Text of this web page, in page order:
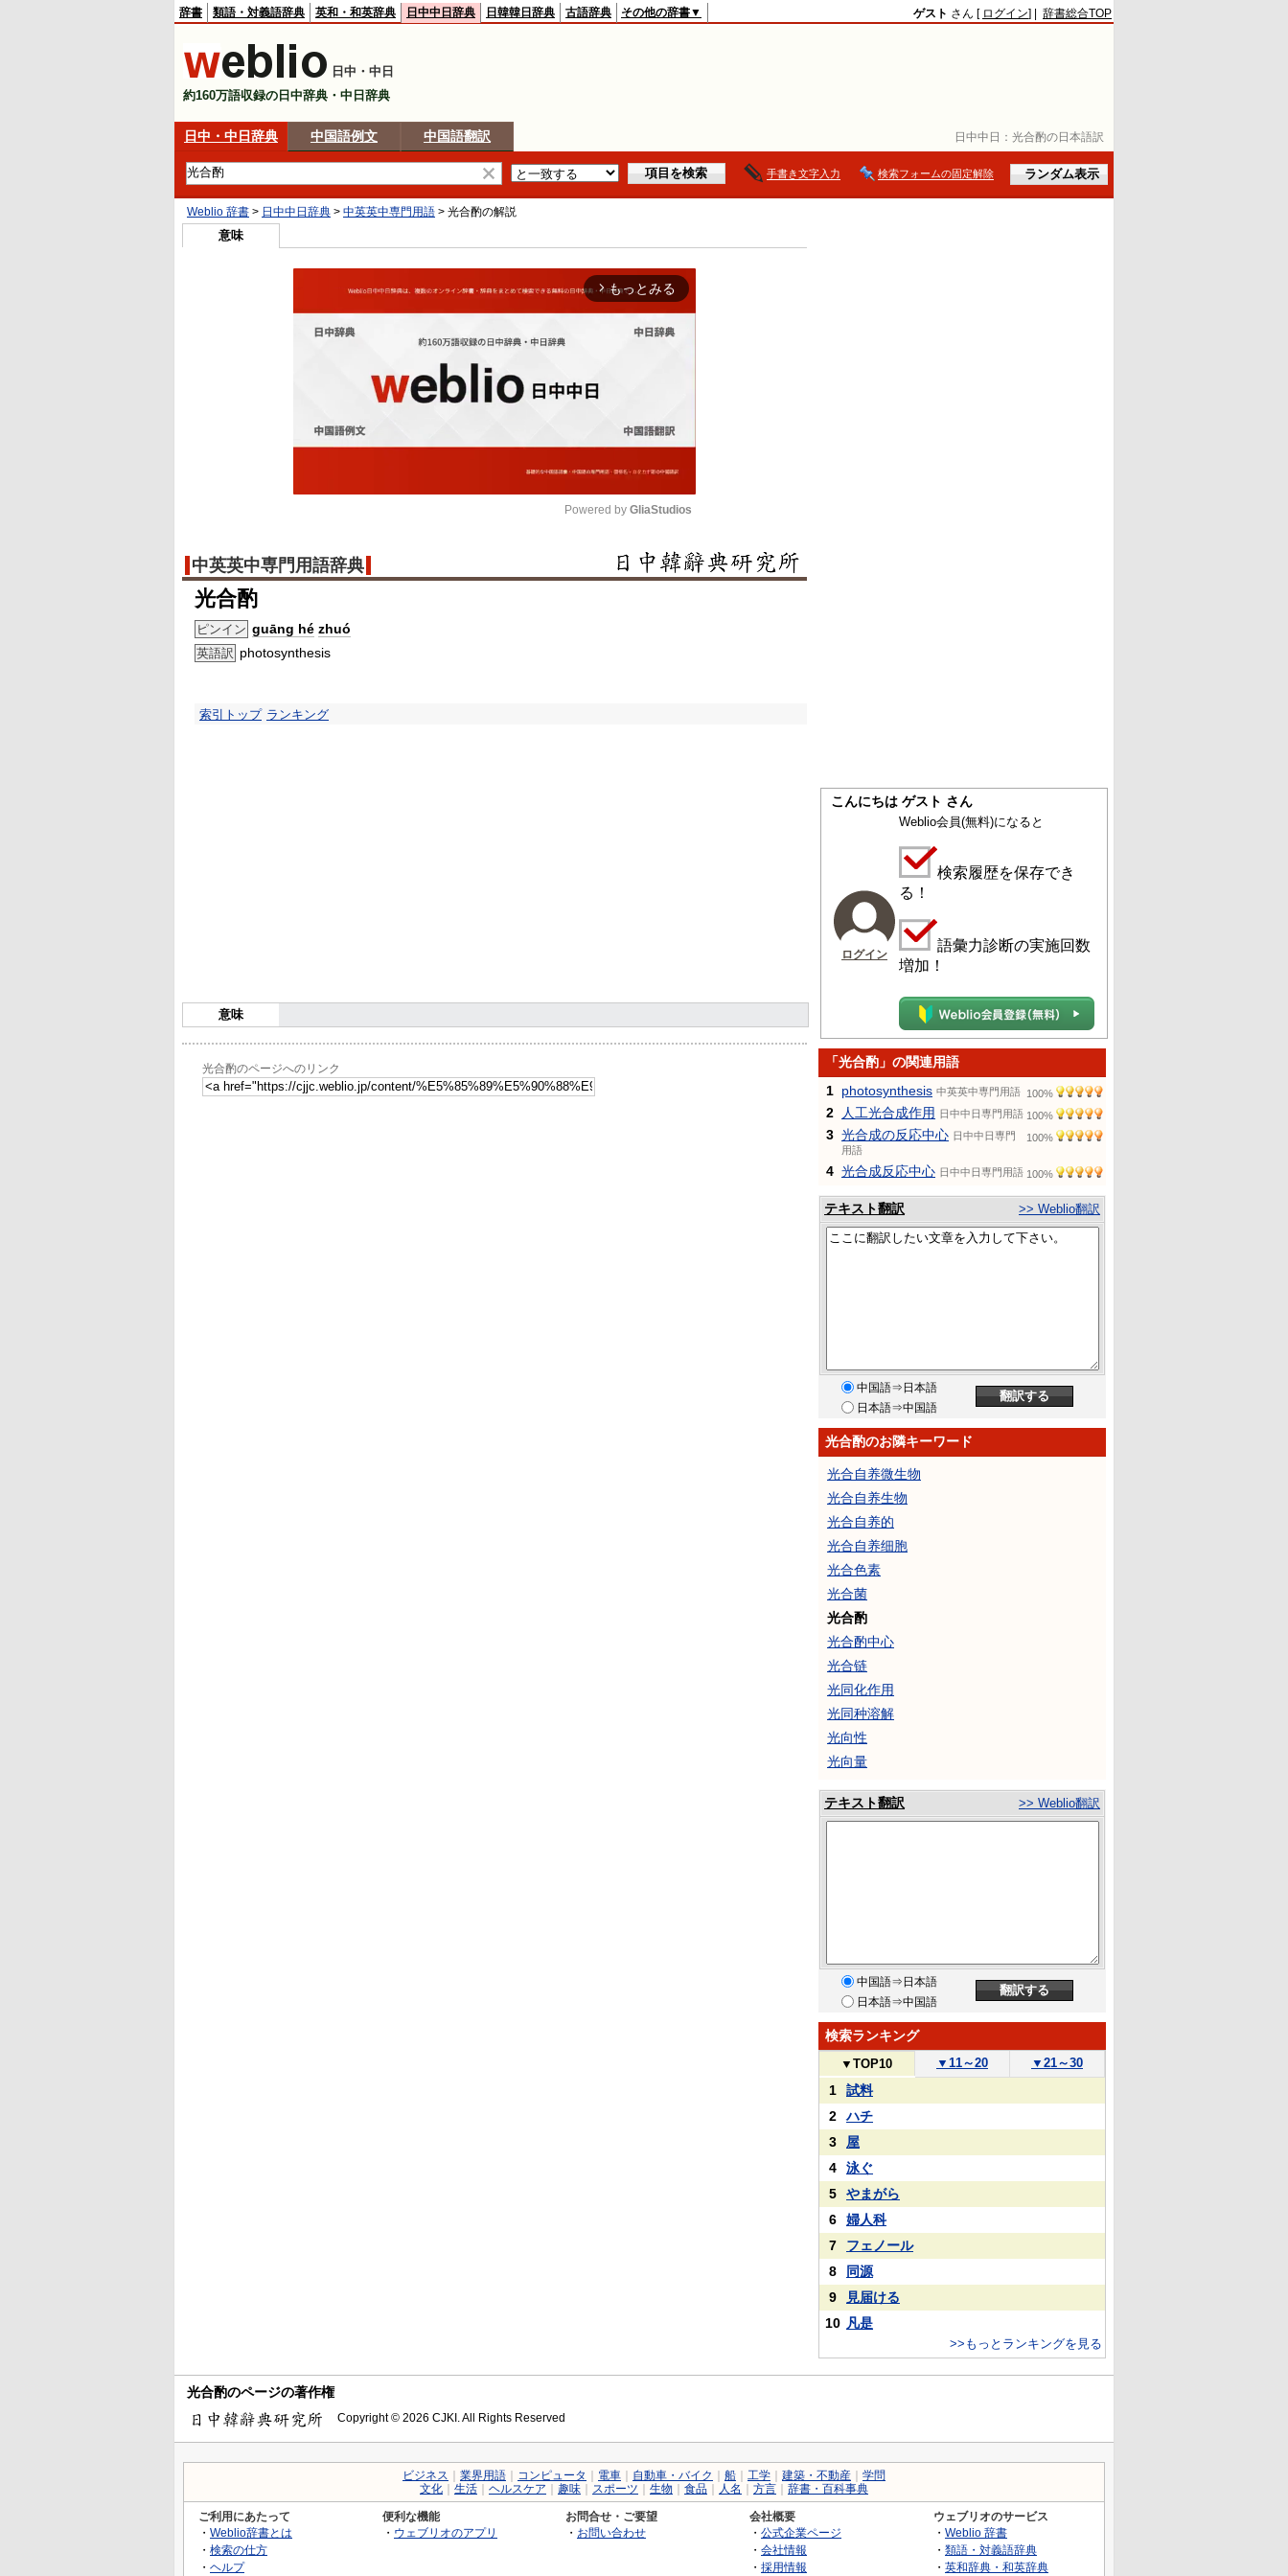
日中中日： 光合酌の日本語訳
辞書 類語・対義語辞典 英和・和英辞典 日中中日辞典 日韓韓日辞典 古語辞典 その他の辞書▼ ゲスト さん [ ログイン] | 辞書総合TOP
日中・中日
約160万語収録の日中辞典・中日辞典
日中・中日辞典 中国語例文 中国語翻訳
手書き文字入力 検索フォームの固定解除
Weblio 辞書 > 日中中日辞典 > 中英英中専門用語 > 光合酌の解説
意味
arrow_forward_ios もっとみる
Mute
Powered by GliaStudios
中英英中専門用語辞典
光合酌
ピンイン guāng hé zhuó
英語訳 photosynthesis
索引トップ ランキング
意味
光合酌のページへのリンク
こんにちは ゲスト さん
ログイン
Weblio会員(無料)になると
検索履歴を保存でき
る！
語彙力診断の実施回数
増加！
「光合酌」の関連用語
1 photosynthesis 中英英中専門用語 100%
2 人工光合成作用 日中中日専門用語 100%
3 光合成の反応中心 日中中日専門
用語
100%
4 光合成反応中心 日中中日専門用語 100%
テキスト翻訳 >> Weblio翻訳
中国語⇒日本語
日本語⇒中国語
光合酌のお隣キーワード
光合自养微生物
光合自养生物
光合自养的
光合自养细胞
光合色素
光合菌
光合酌
光合酌中心
光合链
光同化作用
光同种溶解
光向性
光向量
テキスト翻訳 >> Weblio翻訳
中国語⇒日本語
日本語⇒中国語
検索ランキング
▼ TOP10 ▼ 11～20 ▼ 21～30
1
試料
2
ハチ
3
屋
4
泳ぐ
5
やまがら
6
婦人科
7
フェノール
8
同源
9
見届ける
10 凡是
>>もっとランキングを見る
光合酌のページの著作権
Copyright © 2026 CJKI. All Rights Reserved
ビジネス 業界用語 コンピュータ 電車 自動車・バイク 船 工学 建築・不動産
学問
文化
生活 ヘルスケア 趣味 スポーツ 生物 食品 人名 方言 辞書・百科事典
ご利用にあたって
・ Weblio辞書とは
・ 検索の仕方
・ ヘルプ
便利な機能
・ ウェブリオのアプリ
お問合せ・ご要望
・ お問い合わせ
会社概要
・ 公式企業ページ
・ 会社情報
・ 採用情報
ウェブリオのサービス
・ Weblio 辞書
・ 類語・対義語辞典
・ 英和辞典・和英辞典